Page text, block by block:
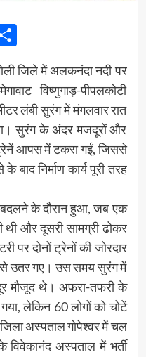
Share
जिले में अलकनंदा नदी पर
विष्णुगाड़-पीपलकोटी
लंबी सुरंग में मंगलवार रात
सुरंग के अंदर मजदूरों और
ट्रेनें आपस में टकरा गईं, जिससे
बाद निर्माण कार्य पूरी तरह
बदलने के दौरान हुआ, जब एक
थी और दूसरी सामग्री ढोकर
पर दोनों ट्रेनों की जोरदार
से उतर गए। उस समय सुरंग में
मौजूद थे। अफरा-तफरी के
गया, लेकिन 60 लोगों को चोटें
अस्पताल गोपेश्वर में चल
विवेकानंद अस्पताल में भर्ती